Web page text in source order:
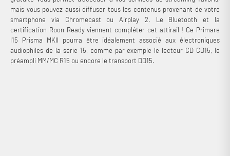
mais vous pouvez aussi diffuser tous les contenus provenant de votre
smartphone via Chromecast ou Airplay 2. Le Bluetooth et la
certification Roon Ready viennent compléter cet attirail ! Ce Primare
I15 Prisma MKII pourra être idéalement associé aux électroniques
audiophiles de la série 15, comme par exemple le lecteur CD CD15, le
préampli MM/MC R15 ou encore le transport DD15.